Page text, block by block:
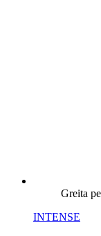
Greita
INTENSE